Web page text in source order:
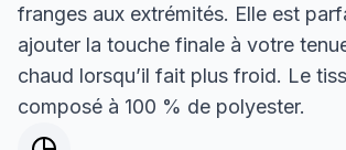
franges aux extrémités. Elle est
ajouter la touche finale à votre
chaud lorsqu’il fait plus froid. Le
composé à 100 % de polyester.